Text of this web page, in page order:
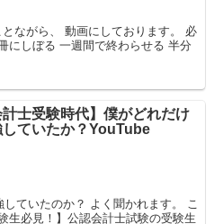
ながら、 動画にしております。 必
にしぼる 一週間で終わらせる 半分
計士受験時代】僕がどれだけ
していたか？YouTube
ていたのか？ よく聞かれます。 こ
生必見！】公認会計士試験の受験生